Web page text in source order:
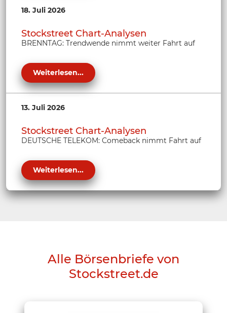
18. Juli 2026
Stockstreet Chart-Analysen
BRENNTAG: Trendwende nimmt weiter Fahrt auf
Weiterlesen...
13. Juli 2026
Stockstreet Chart-Analysen
DEUTSCHE TELEKOM: Comeback nimmt Fahrt auf
Weiterlesen...
Alle Börsenbriefe von
Stockstreet.de